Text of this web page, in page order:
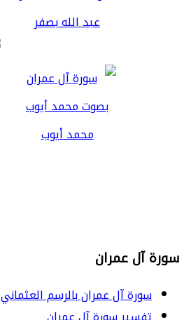
عبد الله بصفر
محمد أيوب
سورة آل عمران
سورة آل عمران بالرسم العثماني